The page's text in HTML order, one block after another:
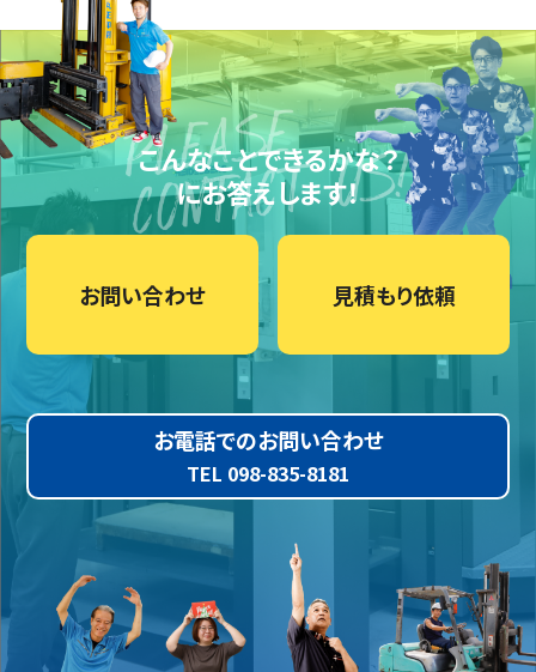
こんなことできるかな？
にお答えします！
お問い合わせ 見積もり依頼
お電話でのお問い合わせ
TEL 098-835-8181